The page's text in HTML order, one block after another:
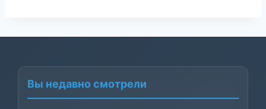
Вы недавно смотрели